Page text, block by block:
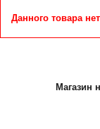
Данного товара
Магазин